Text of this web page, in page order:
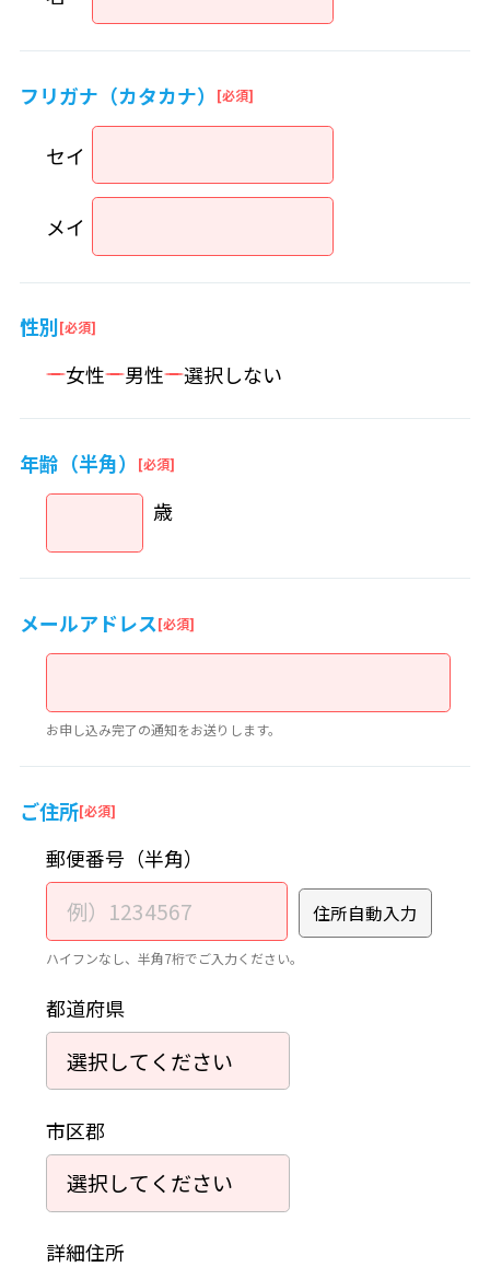
フリガナ（カタカナ）
セイ
メイ
性別
女性
男性 選択しない
年齢（半角）
歳
メールアドレス
お申し込み完了の通知をお送りします。
ご住所
郵便番号（半角）
住所自動入力
ハイフンなし、半角7桁でご入力ください。
都道府県
市区郡
詳細住所